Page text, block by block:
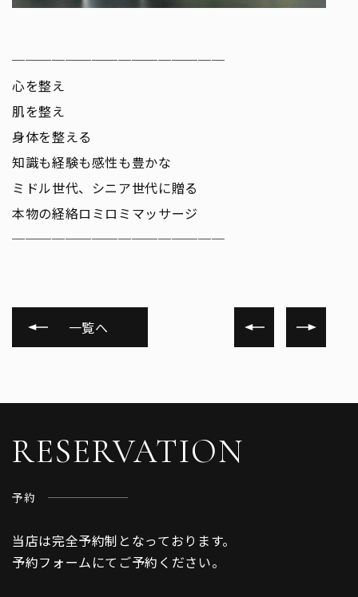
────────────────
心を整え
肌を整え
身体を整える
知識も経験も感性も豊かな
ミドル世代、シニア世代に贈る
本物の経絡ロミロミマッサージ
────────────────
一覧へ
RESERVATION
予約
当店は完全予約制となっております。
予約フォームにてご予約ください。